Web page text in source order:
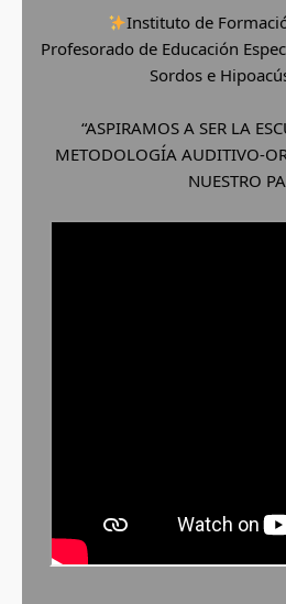
Instituto de
Profesorado de Educación
Sordos e
“ASPIRAMOS A SER LA
METODOLOGÍA AUDITIVO-
NUESTRO